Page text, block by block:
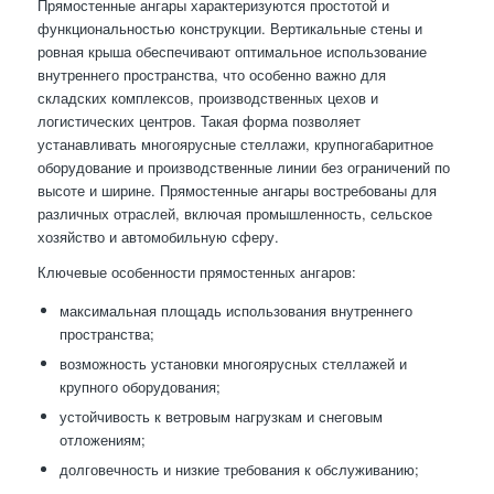
Прямостенные ангары характеризуются простотой и
функциональностью конструкции. Вертикальные стены и
ровная крыша обеспечивают оптимальное использование
внутреннего пространства, что особенно важно для
складских комплексов, производственных цехов и
логистических центров. Такая форма позволяет
устанавливать многоярусные стеллажи, крупногабаритное
оборудование и производственные линии без ограничений по
высоте и ширине. Прямостенные ангары востребованы для
различных отраслей, включая промышленность, сельское
хозяйство и автомобильную сферу.
Ключевые особенности прямостенных ангаров:
максимальная площадь использования внутреннего
пространства;
возможность установки многоярусных стеллажей и
крупного оборудования;
устойчивость к ветровым нагрузкам и снеговым
отложениям;
долговечность и низкие требования к обслуживанию;